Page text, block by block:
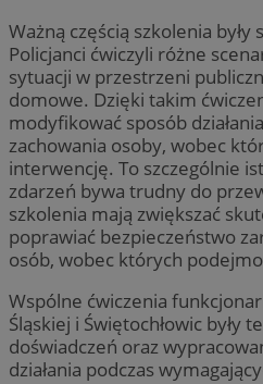
Ważną częścią szkolenia
Policjanci ćwiczyli różne
sytuacji w przestrzeni
domowe. Dzięki takim
modyfikować sposób
zachowania osoby, wobec
interwencję. To szczególnie
zdarzeń bywa trudny do
szkolenia mają zwiększać
poprawiać bezpieczeństwo
osób, wobec których
Wspólne ćwiczenia
Śląskiej i Świętochłowic były
doświadczeń oraz
działania podczas